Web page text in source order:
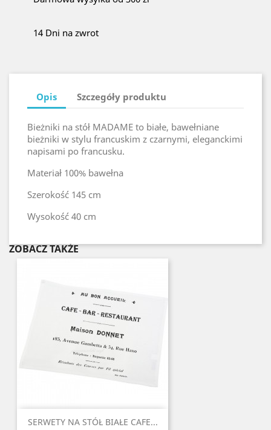
14 Dni na zwrot
Opis Szczegóły produktu
Bieżniki na stół MADAME to białe, bawełniane
bieżniki w stylu francuskim z czarnymi, eleganckimi
napisami po francusku.
Materiał 100% bawełna
Szerokość 145 cm
Wysokość 40 cm
ZOBACZ TAKŻE
SERWETY NA STÓŁ BIAŁE CAFE...